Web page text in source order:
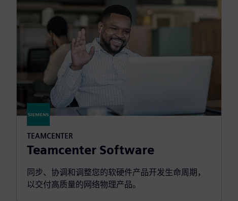
TEAMCENTER
Teamcenter Software
同步、协调和调整您的软硬件产品开发生命周期，
以交付高质量的网络物理产品。